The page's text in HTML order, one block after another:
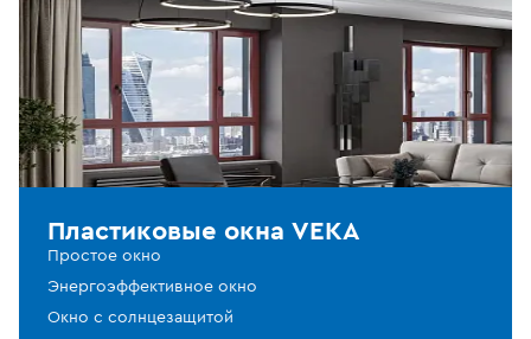
Пластиковые окна VEKA
Простое окно
Энергоэффективное окно
Окно с солнцезащитой